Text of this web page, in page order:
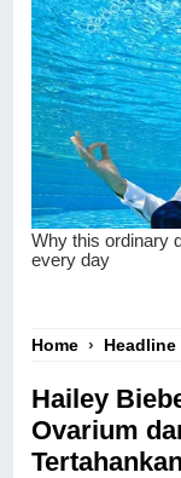
Home › Headline
Hailey
Ovarium
Tertahankan